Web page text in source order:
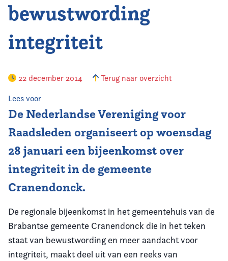
Agenda
Nieuws
Vereniging
Contact
bewustwording
integriteit
22 december 2014 Terug naar overzicht
Lees voor
De Nederlandse Vereniging voor
Raadsleden organiseert op woensdag
28 januari een bijeenkomst over
integriteit in de gemeente
Cranendonck.
De regionale bijeenkomst in het gemeentehuis van de
Brabantse gemeente Cranendonck die in het teken
staat van bewustwording en meer aandacht voor
integriteit, maakt deel uit van een reeks van